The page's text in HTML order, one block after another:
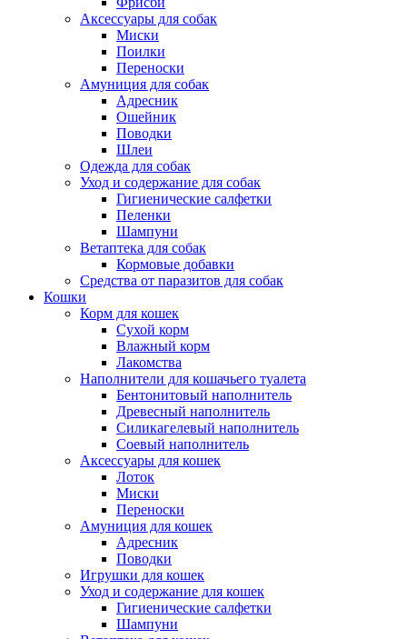
Аксессуары для собак
Миски
Поилки
Переноски
Амуниция для собак
Адресник
Ошейник
Поводки
Шлеи
Одежда для собак
Уход и содержание для собак
Гигиенические салфетки
Пеленки
Шампуни
Ветаптека для собак
Кормовые добавки
Средства от паразитов для собак
Кошки
Корм для кошек
Сухой корм
Влажный корм
Лакомства
Наполнители для кошачьего туалета
Бентонитовый наполнитель
Древесный наполнитель
Силикагелевый наполнитель
Соевый наполнитель
Аксессуары для кошек
Лоток
Миски
Переноски
Амуниция для кошек
Адресник
Поводки
Игрушки для кошек
Уход и содержание для кошек
Гигиенические салфетки
Шампуни